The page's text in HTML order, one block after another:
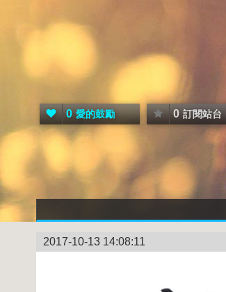
0 愛的鼓勵 0 訂閱站台
2017-10-13 14:08:11